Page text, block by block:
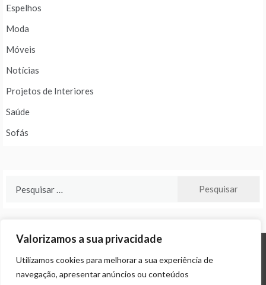
Valorizamos a sua privacidade
Utilizamos cookies para melhorar a sua experiência de
navegação, apresentar anúncios ou conteúdos
Espelhos
Moda
Móveis
Notícias
Projetos de Interiores
Saúde
Sofás
© ALL RIGHTS RESERVED 2024 THEME: PROMOS BYTEMPLATE SELL